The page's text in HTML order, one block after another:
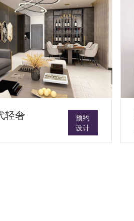
轻奢
预约
设计